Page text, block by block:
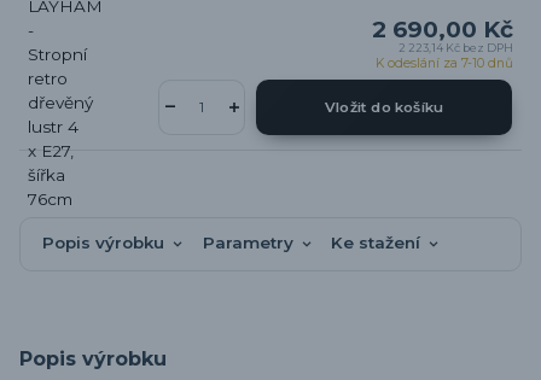
2 690,00 Kč
2 223,14 Kč bez DPH
K odeslání za 7-10 dnů
Vložit do košíku
Popis výrobku Parametry Ke stažení
Popis výrobku